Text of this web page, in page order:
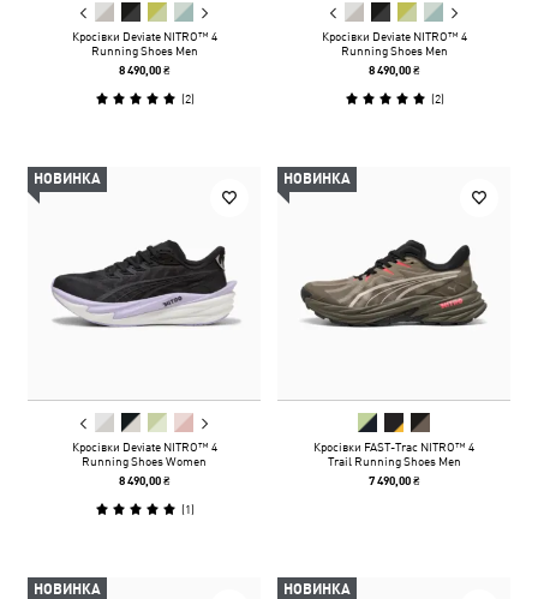
Кросівки Deviate NITRO™ 4
Running Shoes Men
8 490,00 ₴
(2)
Кросівки Deviate NITRO™ 4
Running Shoes Men
8 490,00 ₴
(2)
НОВИНКА
Кросівки Deviate NITRO™ 4
Running Shoes Women
8 490,00 ₴
(1)
НОВИНКА
Кросівки FAST-Trac NITRO™ 4
Trail Running Shoes Men
7 490,00 ₴
НОВИНКА НОВИНКА